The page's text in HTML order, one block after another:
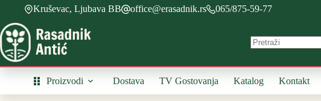
content
Kruševac, Ljubava BB office@erasadnik.rs 065/875-59-77
Proizvodi Dostava TV Gostovanja Katalog Kontakt